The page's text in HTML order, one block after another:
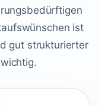
ist
gut strukturierter